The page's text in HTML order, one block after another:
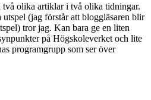
två olika artiklar i två olika tidningar.
(jag förstår att bloggläsaren blir
tror jag. Kan bara ge en liten
på Högskoleverket och lite
programgrupp som ser över